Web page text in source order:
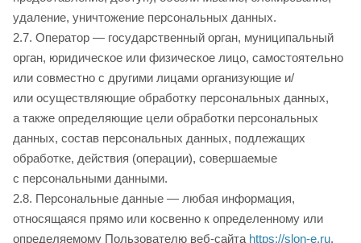
удаление, уничтожение персональных данных.
2.7. Оператор — государственный орган, муниципальный
орган, юридическое или физическое лицо, самостоятельно
или совместно с другими лицами организующие и/
или осуществляющие обработку персональных данных,
а также определяющие цели обработки персональных
данных, состав персональных данных, подлежащих
обработке, действия (операции), совершаемые
с персональными данными.
2.8. Персональные данные — любая информация,
относящаяся прямо или косвенно к определенному или
определяемому Пользователю веб-сайта https://slon-e.ru.